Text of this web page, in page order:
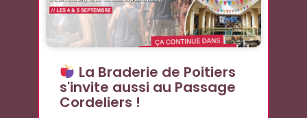
La Braderie de Poitiers
s'invite aussi au Passage
Cordeliers !